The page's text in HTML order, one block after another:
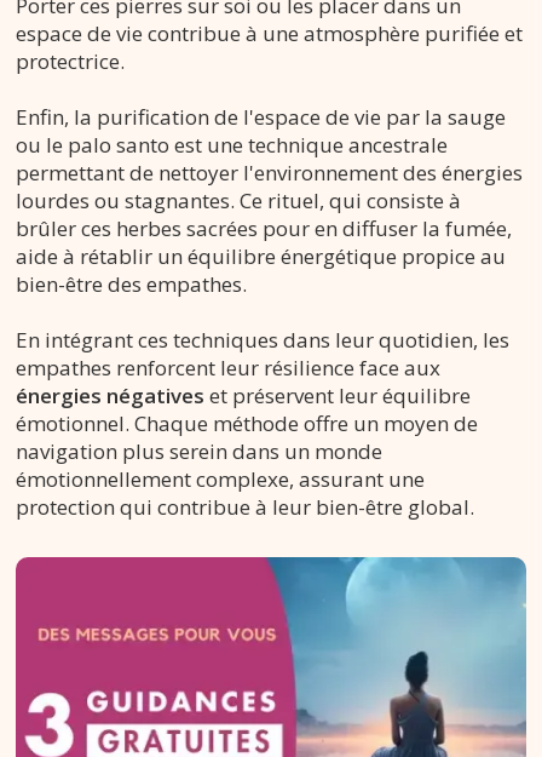
Porter ces pierres sur soi ou les placer dans un
espace de vie contribue à une atmosphère purifiée et
protectrice.
Enfin, la purification de l'espace de vie par la sauge
ou le palo santo est une technique ancestrale
permettant de nettoyer l'environnement des énergies
lourdes ou stagnantes. Ce rituel, qui consiste à
brûler ces herbes sacrées pour en diffuser la fumée,
aide à rétablir un équilibre énergétique propice au
bien-être des empathes.
En intégrant ces techniques dans leur quotidien, les
empathes renforcent leur résilience face aux
énergies négatives et préservent leur équilibre
émotionnel. Chaque méthode offre un moyen de
navigation plus serein dans un monde
émotionnellement complexe, assurant une
protection qui contribue à leur bien-être global.